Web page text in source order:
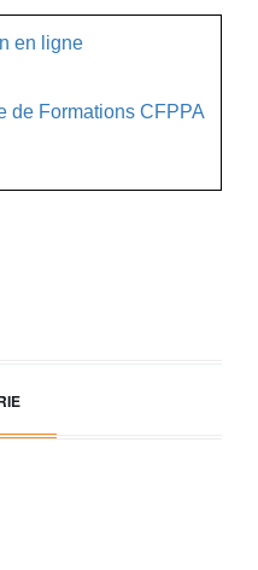
en ligne
de Formations CFPPA